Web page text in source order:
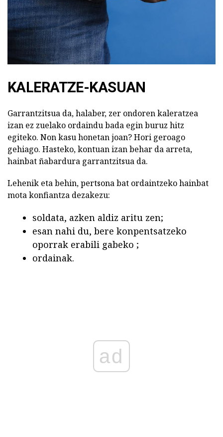
KALERATZE-KASUAN
Garrantzitsua da, halaber, zer ondoren kaleratzea
izan ez zuelako ordaindu bada egin buruz hitz
egiteko. Non kasu honetan joan? Hori geroago
gehiago. Hasteko, kontuan izan behar da arreta,
hainbat ñabardura garrantzitsua da.
Lehenik eta behin, pertsona bat ordaintzeko hainbat
mota konfiantza dezakezu:
soldata, azken aldiz aritu zen;
esan nahi du, bere konpentsatzeko
oporrak erabili gabeko ;
ordainak.
ad